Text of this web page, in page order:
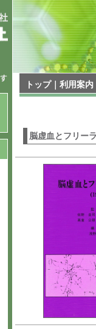
トップ｜ 利用案内
脳虚血とフリー